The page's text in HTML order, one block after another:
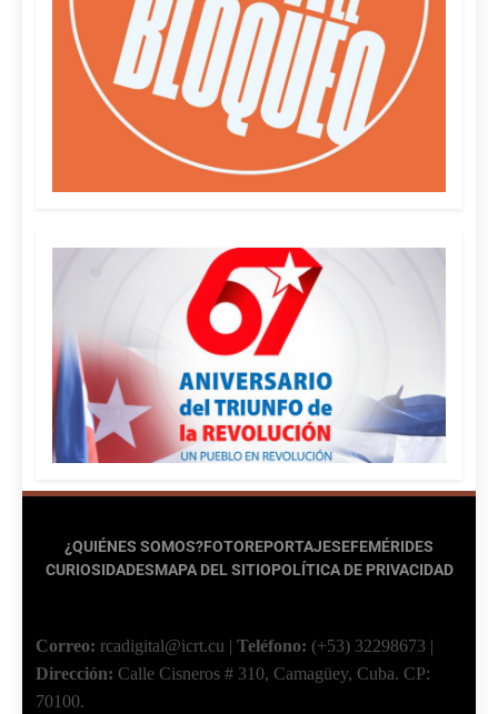
¿QUIÉNES SOMOS?FOTOREPORTAJESEFEMÉRIDES
CURIOSIDADESMAPA DEL SITIOPOLÍTICA DE PRIVACIDAD
Correo: rcadigital@icrt.cu | Teléfono: (+53) 32298673 |
Dirección: Calle Cisneros # 310, Camagüey, Cuba. CP:
70100.